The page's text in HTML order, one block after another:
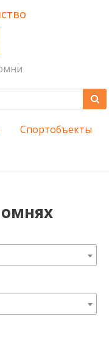
Спортобъекты